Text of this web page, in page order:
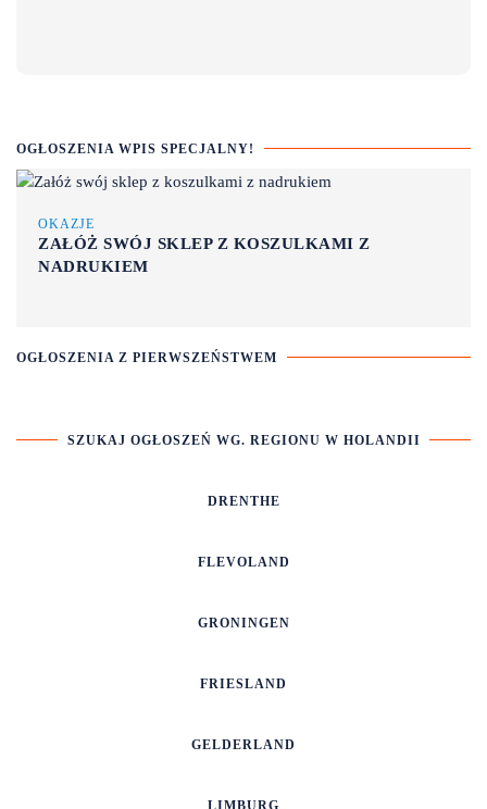
OGŁOSZENIA WPIS SPECJALNY!
OKAZJE
ZAŁÓŻ SWÓJ SKLEP Z KOSZULKAMI Z
NADRUKIEM
OGŁOSZENIA Z PIERWSZEŃSTWEM
SZUKAJ OGŁOSZEŃ WG. REGIONU W HOLANDII
DRENTHE
FLEVOLAND
GRONINGEN
FRIESLAND
GELDERLAND
LIMBURG